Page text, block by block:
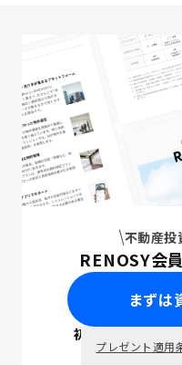
不動産投
RENOSY会
まずは
初回面談で
プレゼント適用